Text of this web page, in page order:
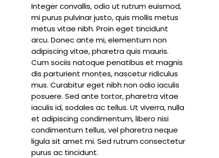
Integer convallis, odio ut rutrum euismod,
mi purus pulvinar justo, quis mollis metus
metus vitae nibh. Proin eget tincidunt
arcu. Donec ante mi, elementum non
adipiscing vitae, pharetra quis mauris.
Cum sociis natoque penatibus et magnis
dis parturient montes, nascetur ridiculus
mus. Curabitur eget nibh non odio iaculis
posuere. Sed ante tortor, pharetra vitae
iaculis id, sodales ac tellus. Ut viverra, nulla
et adipiscing condimentum, libero nisi
condimentum tellus, vel pharetra neque
ligula sit amet mi. Sed rutrum consectetur
purus ac tincidunt.